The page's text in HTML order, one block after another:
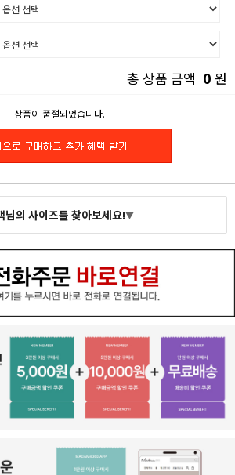
총 상품 금액 0 원
상품이 품절되었습니다.
님의 사이즈를 찾아보세요!▼